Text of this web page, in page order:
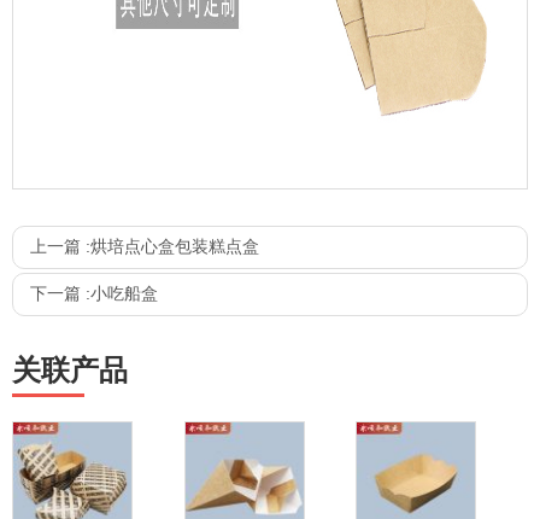
上一篇 :烘培点心盒包装糕点盒
下一篇 :小吃船盒
关联产品